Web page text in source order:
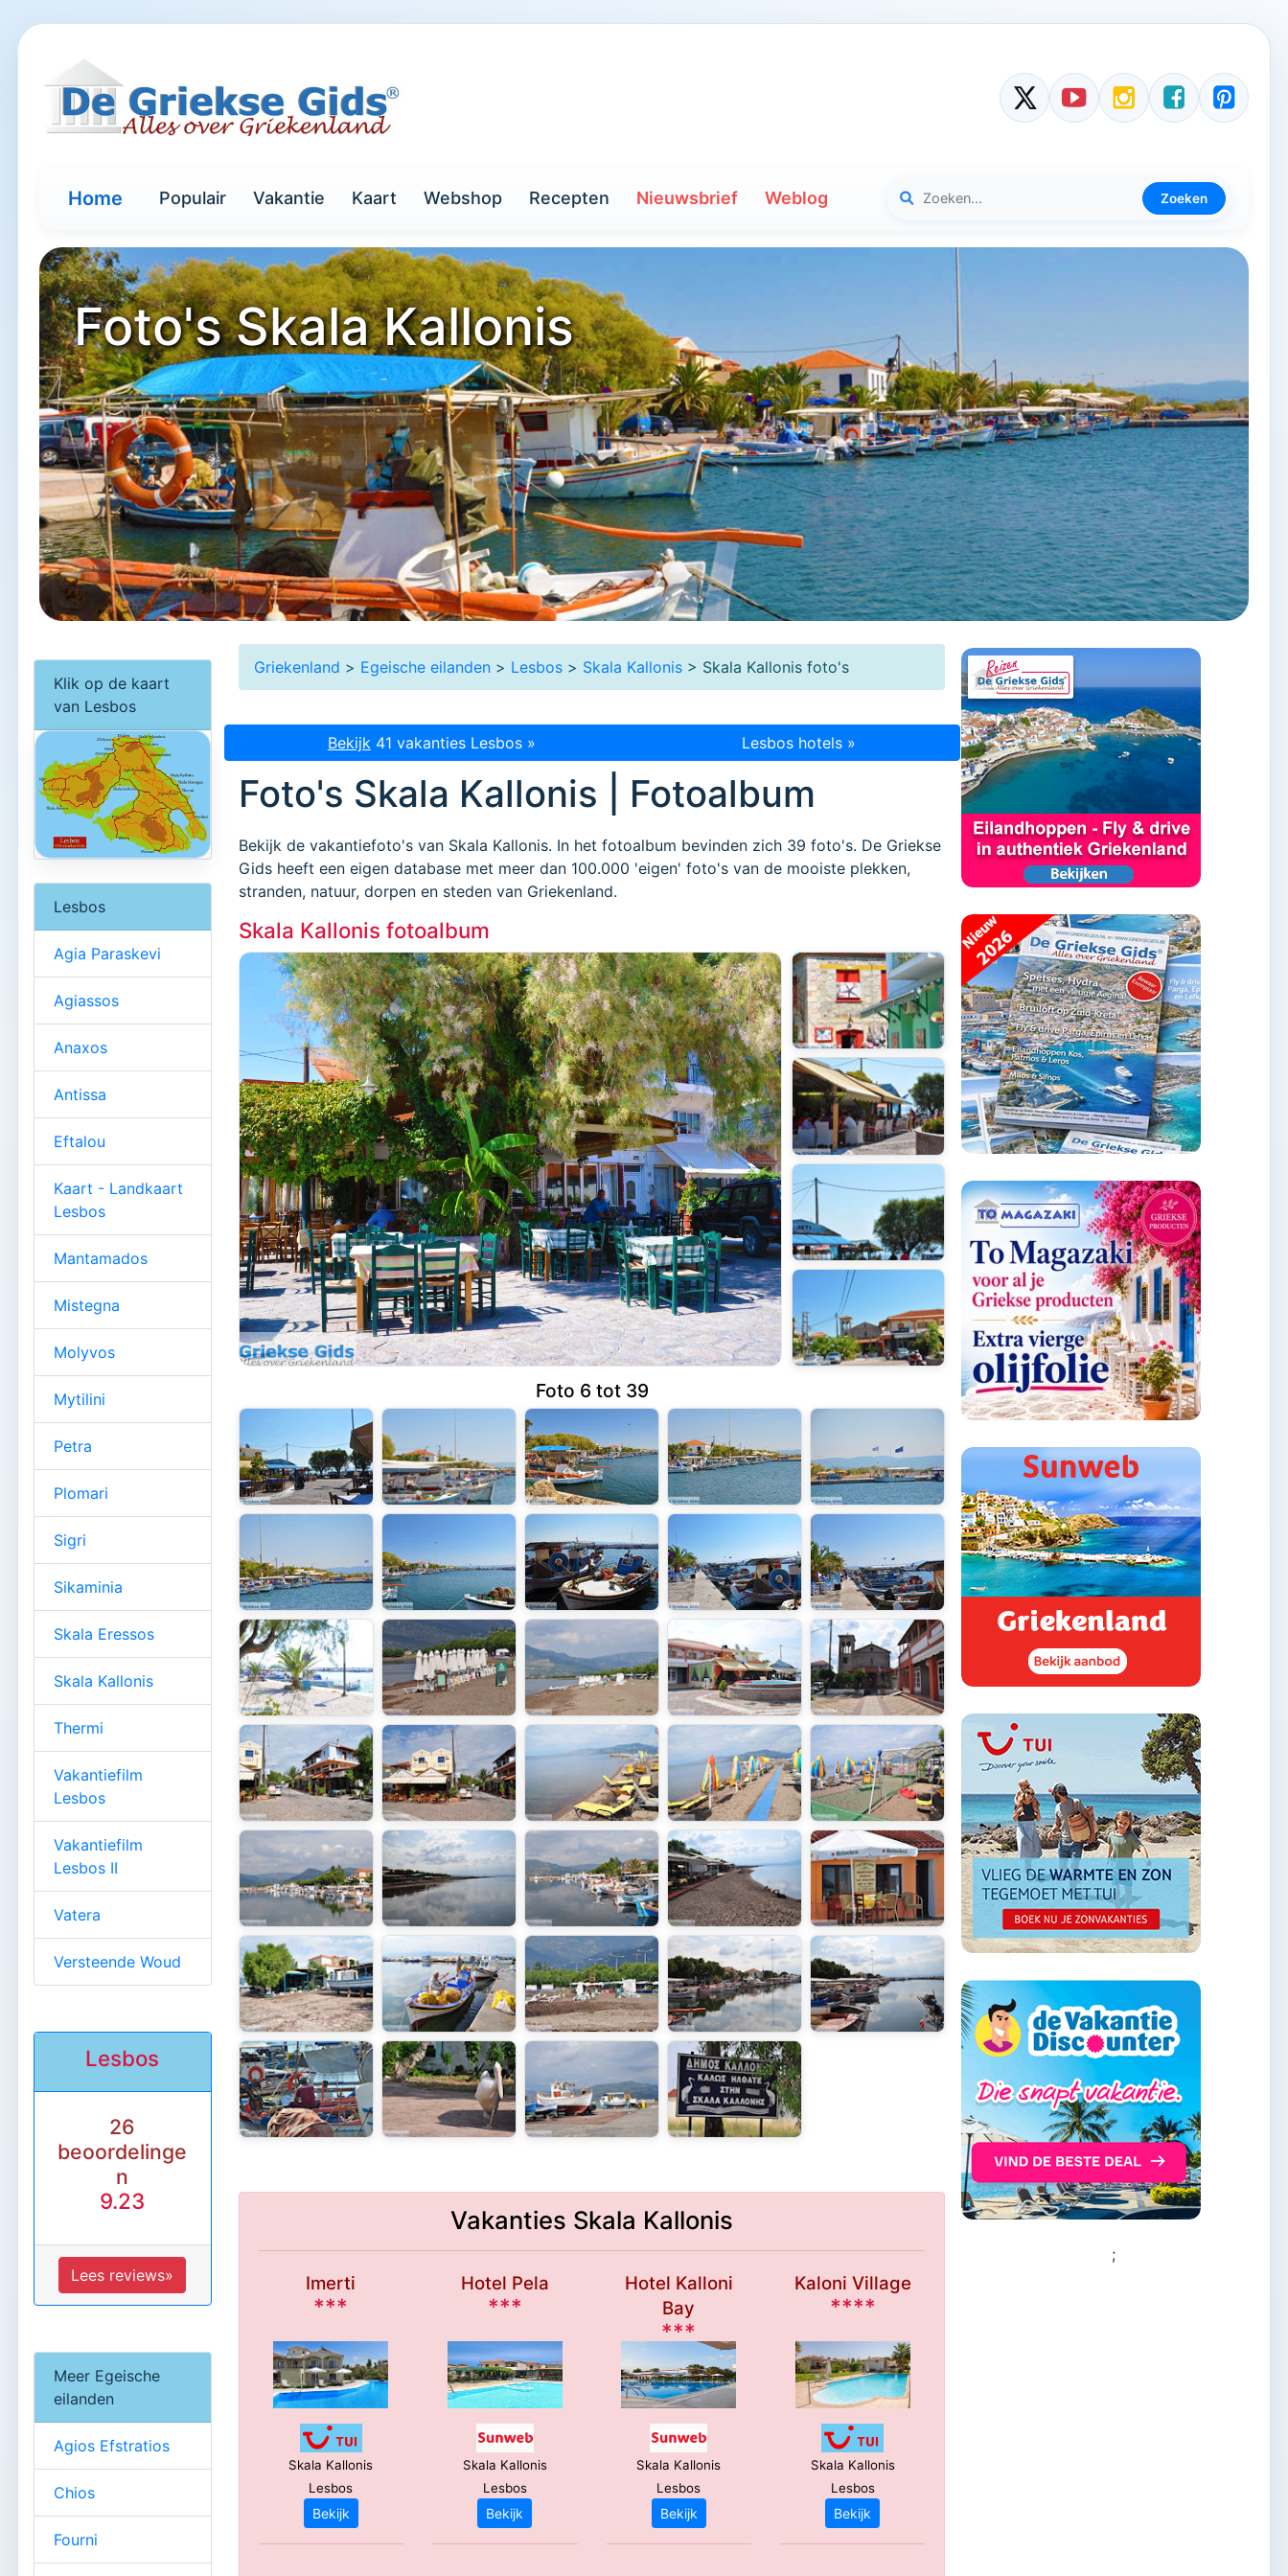
Home Populair Vakantie Kaart Webshop Recepten Nieuwsbrief Weblog Zoeken
Foto's Skala Kallonis
Griekenland > Egeische eilanden> Lesbos> Skala Kallonis> Skala Kallonis foto's
Bekijk 41 vakanties Lesbos » Lesbos hotels »
Foto's Skala Kallonis | Fotoalbum
Bekijk de vakantiefoto's van Skala Kallonis. In het fotoalbum bevinden zich 39 foto's. De Griekse
Gids heeft een eigen database met meer dan 100.000 'eigen' foto's van de mooiste plekken,
stranden, natuur, dorpen en steden van Griekenland.
Skala Kallonis fotoalbum
Foto 6 tot 39
Vakanties Skala Kallonis
Imerti
***
Skala Kallonis
Lesbos
Bekijk
Hotel Pela
***
Skala Kallonis
Lesbos
Bekijk
Hotel Kalloni
Bay
***
Skala Kallonis
Lesbos
Bekijk
Kaloni Village
****
Skala Kallonis
Lesbos
Bekijk
Klik op de kaart
van Lesbos
Lesbos
Agia Paraskevi
Agiassos
Anaxos
Antissa
Eftalou
Kaart - Landkaart
Lesbos
Mantamados
Mistegna
Molyvos
Mytilini
Petra
Plomari
Sigri
Sikaminia
Skala Eressos
Skala Kallonis
Thermi
Vakantiefilm
Lesbos
Vakantiefilm
Lesbos II
Vatera
Versteende Woud
Lesbos
26
beoordelinge
n
9.23
Lees reviews»
Meer Egeische
eilanden
Agios Efstratios
Chios
Fourni
;